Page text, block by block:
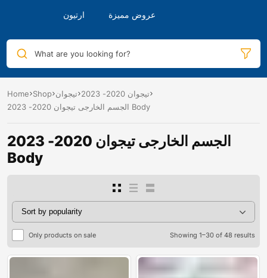
ارتيون عروض مميزة
What are you looking for?
Home Shop تيجوان
تيجوان 2020- 2023
الجسم الخارجى تيجوان 2020- 2023 Body
الجسم الخارجى تيجوان 2020- 2023
Body
Only products on sale Showing 1–30 of 48 results